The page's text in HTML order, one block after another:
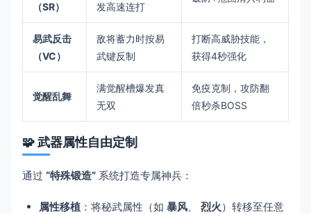
（SR）​
发高速连打
​易武反击
（VC）​
敌将蓄力时按易
武键反制
打断高威胁技能，
获得4秒强化
​觉醒乱舞​
满觉醒槽爆发真
无双
免疫克制，攻防翻
倍秒杀BOSS
🧩 ​​武器属性自由定制​
通过 ​ ​“特殊锻造”​ ​ 系统打造专属神兵：
​属性移植​ ​：将秘武属性（如 ​ ​暴风​ ​烈火​​）转移至任意